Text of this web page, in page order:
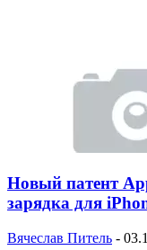
Новый патент
зарядка для
Вячеслав Питель -